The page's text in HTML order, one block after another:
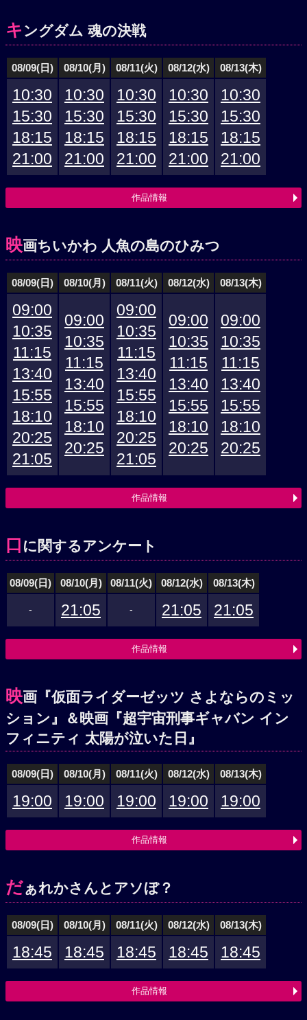
キ ングダム 魂の決戦
08/09(日) 08/10(月) 08/11(火) 08/12(水) 08/13(木)
10:30
15:30
18:15
21:00
10:30
15:30
18:15
21:00
10:30
15:30
18:15
21:00
10:30
15:30
18:15
21:00
10:30
15:30
18:15
21:00
作品情報
映画ちいかわ 人魚の島のひみつ
08/09(日) 08/10(月) 08/11(火) 08/12(水) 08/13(木)
09:00
10:35
11:15
13:40
15:55
18:10
20:25
21:05
09:00
10:35
11:15
13:40
15:55
18:10
20:25
09:00
10:35
11:15
13:40
15:55
18:10
20:25
21:05
09:00
10:35
11:15
13:40
15:55
18:10
20:25
09:00
10:35
11:15
13:40
15:55
18:10
20:25
作品情報
口 に関するアンケート
08/09(日) 08/10(月) 08/11(火) 08/12(水) 08/13(木)
- 21:05 - 21:05 21:05
作品情報
映画『仮面ライダーゼッツ さよならのミッ
ション』＆映画『超宇宙刑事ギャバン イン
フィニティ 太陽が泣いた日』
08/09(日) 08/10(月) 08/11(火) 08/12(水) 08/13(木)
19:00 19:00 19:00 19:00 19:00
作品情報
だぁれかさんとアソぼ？
08/09(日) 08/10(月) 08/11(火) 08/12(水) 08/13(木)
18:45 18:45 18:45 18:45 18:45
作品情報